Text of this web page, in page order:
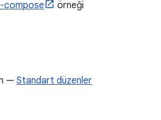
compose
örneği
— Standart düzenler